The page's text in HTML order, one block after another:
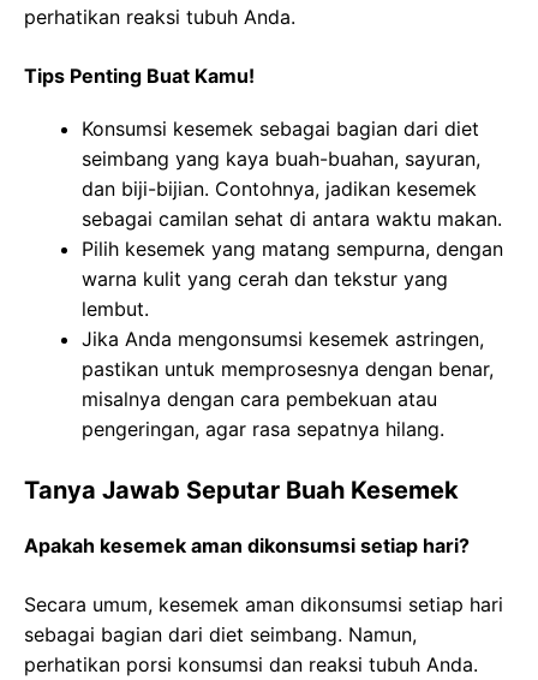
perhatikan reaksi tubuh Anda.
Tips Penting Buat Kamu!
Konsumsi kesemek sebagai bagian dari diet
seimbang yang kaya buah-buahan, sayuran,
dan biji-bijian. Contohnya, jadikan kesemek
sebagai camilan sehat di antara waktu makan.
Pilih kesemek yang matang sempurna, dengan
warna kulit yang cerah dan tekstur yang
lembut.
Jika Anda mengonsumsi kesemek astringen,
pastikan untuk memprosesnya dengan benar,
misalnya dengan cara pembekuan atau
pengeringan, agar rasa sepatnya hilang.
Tanya Jawab Seputar Buah Kesemek
Apakah kesemek aman dikonsumsi setiap hari?
Secara umum, kesemek aman dikonsumsi setiap hari
sebagai bagian dari diet seimbang. Namun,
perhatikan porsi konsumsi dan reaksi tubuh Anda.